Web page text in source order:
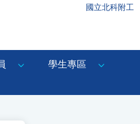
國立北科附工
學生專區